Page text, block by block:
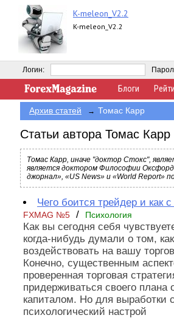
K-meleon_V2.2
K-meleon_V2.2
Логин:
Блоги
Архив статей → Томас Карр
Статьи автора Томас Карр
Томас Карр, иначе "доктор Стокс",
является доктором Философии
джорнал», «US News» и «World Report»
Чего боится трейдер и как
FXMAG №5 / Психология
Как вы сегодня себя
когда-нибудь думали о том,
воздействовать на вашу
Конечно, существенным
проверенная торговая
придерживаться своего плана
капиталом. Но для выработки
психологический настрой